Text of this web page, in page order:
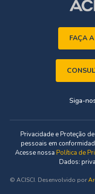
FAÇA
Siga-
Privacidade e Proteção
pessoais em
Acesse nossa Política de
Dados:
© ACISCI. Desenvolvido por